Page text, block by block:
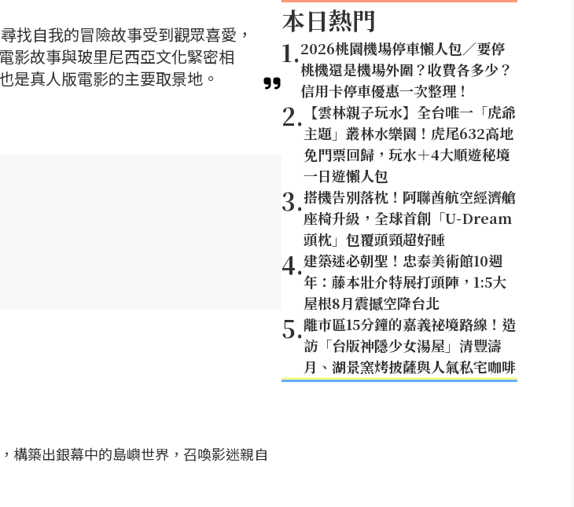
找自我的冒險故事受到觀眾喜愛，
影故事與玻里尼西亞文化緊密相
是真人版電影的主要取景地。
構築出銀幕中的島嶼世界，召喚影迷親自
本日熱門
1.2026桃園機場停車懶人包／要停
桃機還是機場外圍？收費各多少？
信用卡停車優惠一次整理！
2. 【雲林親子玩水】全台唯一「虎爺
主題」叢林水樂園！虎尾632高地
免門票回歸，玩水＋4大順遊秘境
一日遊懶人包
3.搭機告別落枕！阿聯酋航空經濟艙
座椅升級，全球首創「U-Dream
頭枕」包覆頭頸超好睡
4.建築迷必朝聖！忠泰美術館10週
年：藤本壯介特展打頭陣，1:5大
屋根8月震撼空降台北
5.離市區15分鐘的嘉義祕境路線！造
訪「台版神隱少女湯屋」清豐濤
月、湖景窯烤披薩與人氣私宅咖啡